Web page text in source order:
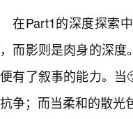
在Part1的深度探索
而影则是肉身的深
有了叙事的能力。
争；而当柔和的散光